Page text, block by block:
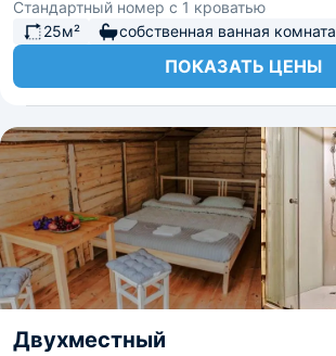
Стандартный номер с 1 кроватью
25м²
собственная ванная комната
ПОКАЗАТЬ ЦЕНЫ
Двухместный